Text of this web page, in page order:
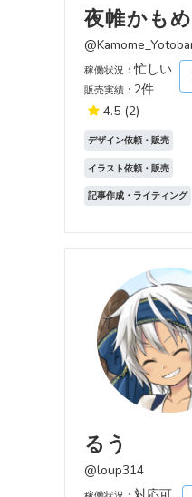
夜帷かもめ
稼働状況：忙しい
販売実績： 2件
4.5 (2)
デザイン依頼・販売
イラスト依頼・販売
記事作成・ライティング
るう
@loup314